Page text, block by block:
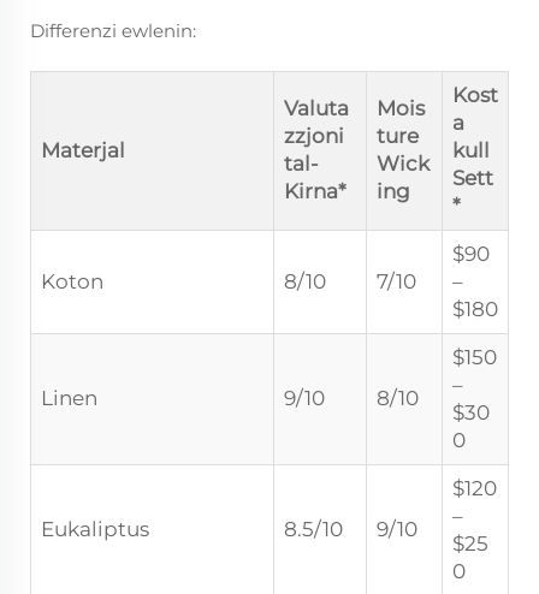
Differenzi ewlenin:
Materjal
Valuta
zzjoni
tal-
Kirna*
Mois
ture
Wick
ing
Kost
a
kull
Sett
*
Koton 8/10 7/10
$90
–
$180
Linen 9/10 8/10
$150
–
$30
0
Eukaliptus 8.5/10 9/10
$120
–
$25
0